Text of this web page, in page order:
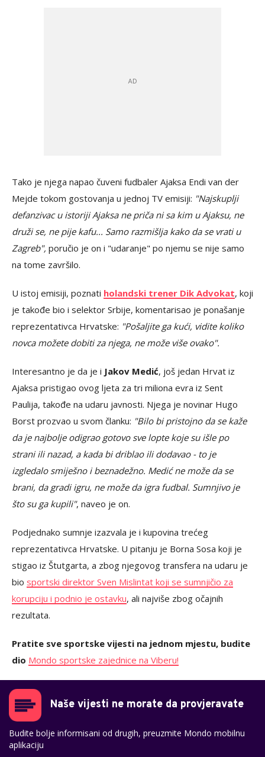
Tako je njega napao čuveni fudbaler Ajaksa Endi van der
Mejde tokom gostovanja u jednoj TV emisiji: "Najskuplji
defanzivac u istoriji Ajaksa ne priča ni sa kim u Ajaksu, ne
druži se, ne pije kafu... Samo razmišlja kako da se vrati u
Zagreb", poručio je on i "udaranje" po njemu se nije samo
na tome završilo.
U istoj emisiji, poznati holandski trener Dik Advokat, koji
je takođe bio i selektor Srbije, komentarisao je ponašanje
reprezentativca Hrvatske: "Pošaljite ga kući, vidite koliko
novca možete dobiti za njega, ne može više ovako".
Interesantno je da je i Jakov Medić, još jedan Hrvat iz
Ajaksa pristigao ovog ljeta za tri miliona evra iz Sent
Paulija, takođe na udaru javnosti. Njega je novinar Hugo
Borst prozvao u svom članku: "Bilo bi pristojno da se kaže
da je najbolje odigrao gotovo sve lopte koje su išle po
strani ili nazad, a kada bi driblao ili dodavao - to je
izgledalo smiješno i beznadežno. Medić ne može da se
brani, da gradi igru, ne može da igra fudbal. Sumnjivo je
što su ga kupili", naveo je on.
Podjednako sumnje izazvala je i kupovina trećeg
reprezentativca Hrvatske. U pitanju je Borna Sosa koji je
stigao iz Štutgarta, a zbog njegovog transfera na udaru je
bio sportski direktor Sven Mislintat koji se sumnjičio za
korupciju i podnio je ostavku, ali najviše zbog očajnih
rezultata.
Pratite sve sportske vijesti na jednom mjestu, budite
dio Mondo sportske zajednice na Viberu!
Naše vijesti ne morate da provjeravate
Budite bolje informisani od drugih, preuzmite Mondo mobilnu
aplikaciju